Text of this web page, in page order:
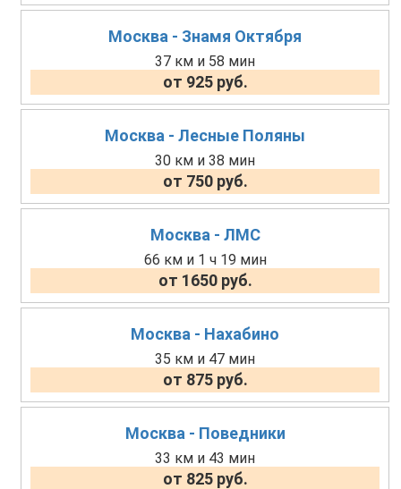
Москва - Знамя Октября
37 км и 58 мин
от 925 руб.
Москва - Лесные Поляны
30 км и 38 мин
от 750 руб.
Москва - ЛМС
66 км и 1 ч 19 мин
от 1650 руб.
Москва - Нахабино
35 км и 47 мин
от 875 руб.
Москва - Поведники
33 км и 43 мин
от 825 руб.